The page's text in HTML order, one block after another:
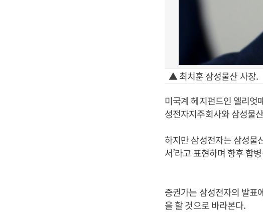
▲ 최치훈 삼성물산 사장.
미국계 헤지펀드인 엘리엇
성전자지주회사와 삼성물
하지만 삼성전자는 삼성물
서’라고 표현하며 향후 합
증권가는 삼성전자의 발표
을 할 것으로 바라본다.